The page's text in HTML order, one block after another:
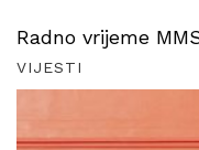
Radno vrijeme
VIJESTI